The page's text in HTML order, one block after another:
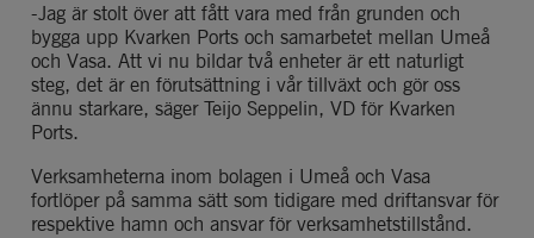
-Jag är stolt över att fått vara med från grunden och
bygga upp Kvarken Ports och samarbetet mellan Umeå
och Vasa. Att vi nu bildar två enheter är ett naturligt
steg, det är en förutsättning i vår tillväxt och gör oss
ännu starkare, säger Teijo Seppelin, VD för Kvarken
Ports.
Verksamheterna inom bolagen i Umeå och Vasa
fortlöper på samma sätt som tidigare med driftansvar för
respektive hamn och ansvar för verksamhetstillstånd.